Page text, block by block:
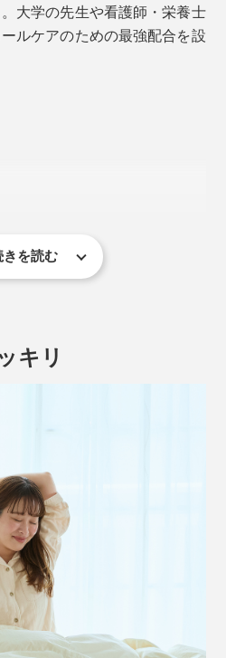
大学の先生や看護師・栄養士
ルケアのための最強配合を設
出エキス」が肝臓の働きをバ
コン抽出物」が肝臓を保護、
整役、「パテント酸Ca」がサ
きを読む
キリ